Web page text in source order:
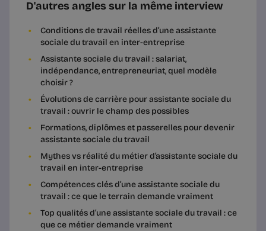
D'autres angles sur la même interview
Conditions de travail réelles d’une assistante
sociale du travail en inter-entreprise
Assistante sociale du travail : salariat,
indépendance, entrepreneuriat, quel modèle
choisir ?
Évolutions de carrière pour assistante sociale du
travail : ouvrir le champ des possibles
Formations, diplômes et passerelles pour devenir
assistante sociale du travail
Mythes vs réalité du métier d’assistante sociale du
travail en inter-entreprise
Compétences clés d’une assistante sociale du
travail : ce que le terrain demande vraiment
Top qualités d’une assistante sociale du travail : ce
que ce métier demande vraiment